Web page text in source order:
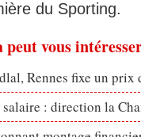
du Sporting.
peut vous
Rennes fixe un prix
salaire : direction la